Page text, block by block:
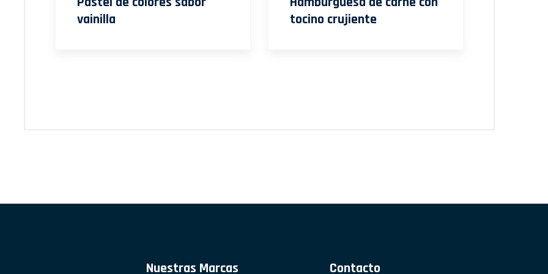
vainilla
tocino crujiente
Nuestras Marcas Contacto